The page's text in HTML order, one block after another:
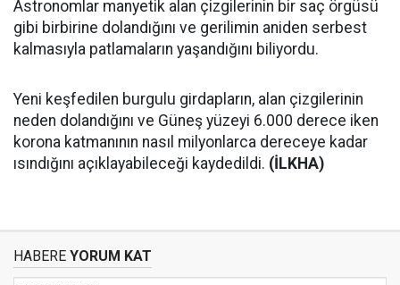
Astronomlar manyetik alan çizgilerinin bir saç örgüsü
gibi birbirine dolandığını ve gerilimin aniden serbest
kalmasıyla patlamaların yaşandığını biliyordu.
Yeni keşfedilen burgulu girdapların, alan çizgilerinin
neden dolandığını ve Güneş yüzeyi 6.000 derece iken
korona katmanının nasıl milyonlarca dereceye kadar
ısındığını açıklayabileceği kaydedildi. (İLKHA)
HABERE YORUM KAT